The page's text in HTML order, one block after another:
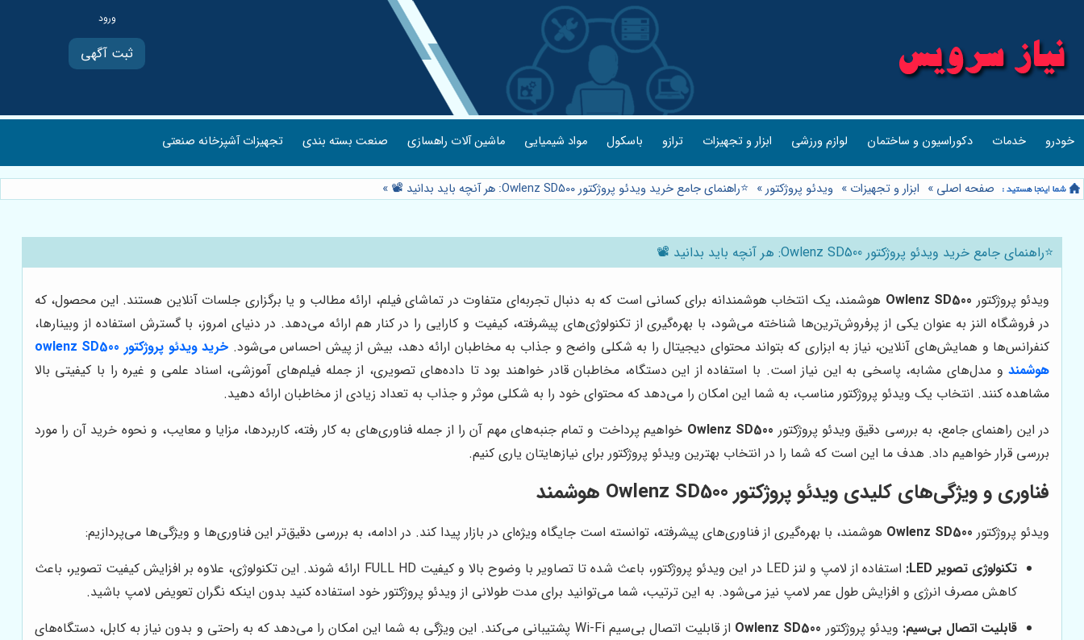
ثبت آگهی
خودرو خدمات دکوراسیون و ساختمان لوازم ورزشی ابزار و تجهیزات ترازو باسکول مواد شیمیایی ماشین آلات راهسازی صنعت بسته بندی تجهیزات آشپزخانه صنعتی
صفحه اصلی » ابزار و تجهیزات » ویدئو پروژکتور» ⭐️راهنمای جامع خرید ویدئو پروژکتور Owlenz SD500: هر آنچه باید بدانید 📽️ »
⭐️راهنمای جامع خرید ویدئو پروژکتور Owlenz SD500: هر آنچه باید بدانید 📽️
ویدئو پروژکتور Owlenz SD500 هوشمند، یک انتخاب هوشمندانه برای کسانی است که به دنبال تجربه‌ای متفاوت در تماشای فیلم، ارائه مطالب و یا برگزاری جلسات آنلاین هستند. این محصول، که
در فروشگاه النز به عنوان یکی از پرفروش‌ترین‌ها شناخته می‌شود، با بهره‌گیری از تکنولوژی‌های پیشرفته، کیفیت و کارایی را در کنار هم ارائه می‌دهد. در دنیای امروز، با گسترش استفاده از وبینارها،
کنفرانس‌ها و همایش‌های آنلاین، نیاز به ابزاری که بتواند محتوای دیجیتال را به شکلی واضح و جذاب به مخاطبان ارائه دهد، بیش از پیش احساس می‌شود.
خرید ویدئو پروژکتور owlenz SD500
هوشمندو مدل‌های مشابه، پاسخی به این نیاز است. با استفاده از این دستگاه، مخاطبان قادر خواهند بود تا داده‌های تصویری، از جمله فیلم‌های آموزشی، اسناد علمی و غیره را با کیفیتی بالا
مشاهده کنند. انتخاب یک ویدئو پروژکتور مناسب، به شما این امکان را می‌دهد که محتوای خود را به شکلی موثر و جذاب به تعداد زیادی از مخاطبان ارائه دهید.
در این راهنمای جامع، به بررسی دقیق ویدئو پروژکتور Owlenz SD500 خواهیم پرداخت و تمام جنبه‌های مهم آن را از جمله فناوری‌های به کار رفته، کاربردها، مزایا و معایب، و نحوه خرید آن را مورد
بررسی قرار خواهیم داد. هدف ما این است که شما را در انتخاب بهترین ویدئو پروژکتور برای نیازهایتان یاری کنیم.
فناوری و ویژگی‌های کلیدی ویدئو پروژکتور Owlenz SD500 هوشمند
ویدئو پروژکتور Owlenz SD500 هوشمند، با بهره‌گیری از فناوری‌های پیشرفته، توانسته است جایگاه ویژه‌ای در بازار پیدا کند. در ادامه، به بررسی دقیق‌تر این فناوری‌ها و ویژگی‌ها می‌پردازیم:
تکنولوژی تصویر LED:
استفاده از لامپ و لنز LED در این ویدئو پروژکتور، باعث شده تا تصاویر با وضوح بالا و کیفیت FULL HD ارائه شوند. این تکنولوژی، علاوه بر افزایش کیفیت تصویر، باعث
کاهش مصرف انرژی و افزایش طول عمر لامپ نیز می‌شود. به این ترتیب، شما می‌توانید برای مدت طولانی از ویدئو پروژکتور خود استفاده کنید بدون اینکه نگران تعویض لامپ باشید.
قابلیت اتصال بی‌سیم: ویدئو پروژکتور Owlenz SD500
از قابلیت اتصال بی‌سیم Wi-Fi پشتیبانی می‌کند. این ویژگی به شما این امکان را می‌دهد که به راحتی و بدون نیاز به کابل، دستگاه‌های